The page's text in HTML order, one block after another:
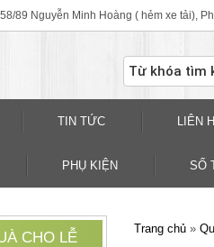
58/89 Nguyễn Minh Hoàng ( hẻm xe tải),
TIN TỨC LIÊN
PHỤ KIỆN SỐ
CHO LỄ
Trang chủ»